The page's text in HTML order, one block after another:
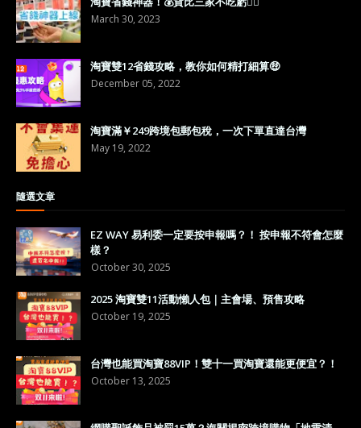
March 30, 2023
淘寶雙12省錢攻略，教你如何精打細算🤑
December 05, 2022
淘寶滿￥249跨境包郵包稅，一次下單直達台灣
May 19, 2022
隨選文章
EZ WAY 易利委一定要按申報嗎？！ 按申報不符會怎麼
樣？
October 30, 2025
2025 淘寶雙11活動懶人包｜主會場、預售攻略
October 19, 2025
台灣也能買淘寶88VIP！雙十一買淘寶還能更便宜？！
October 13, 2025